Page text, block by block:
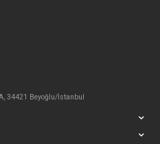
34421 Beyoğlu/İstanbul